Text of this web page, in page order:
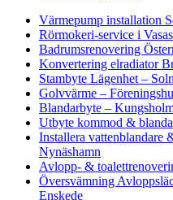
Värmepump installation
Rörmokeri-service i
Badrumsrenovering
Konvertering elradiator
Stambyte Lägenhet –
Golvvärme –
Blandarbyte –
Utbyte kommod &
Installera vattenblandare
Nynäshamn
Avlopp- &
Översvämning
Enskede